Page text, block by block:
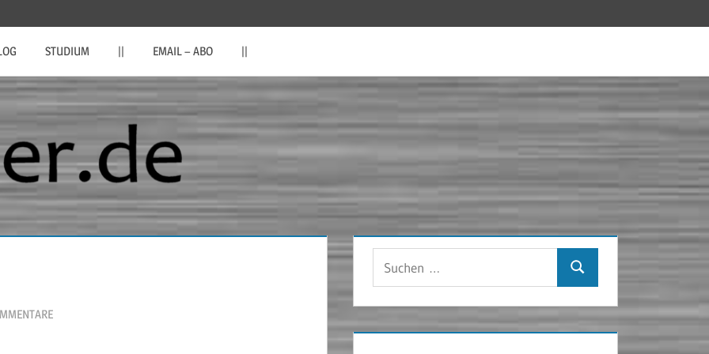
STUDIUM || EMAIL – ABO ||
Suchen